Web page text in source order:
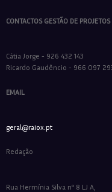
CONTACTOS GESTÃO DE PROJETOS
Cátia Jorge - 926 432 143
Ricardo Gaudêncio - 966 097
EMAIL
geral@raiox.pt
Redação
Rua Hermínia Silva nº 8 LJ A,